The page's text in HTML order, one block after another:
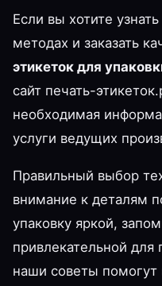
Если вы хотите
методах и заказать
этикеток для
сайт печать-
необходимая
услуги ведущих
Правильный выбор
внимание к деталям
упаковку яркой,
привлекательной для
наши советы помогут